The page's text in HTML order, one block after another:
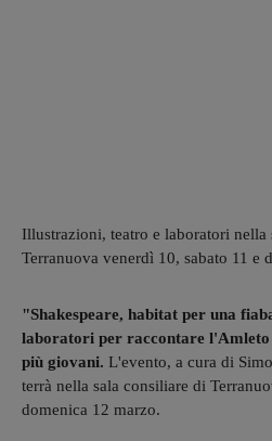
Illustrazioni, teatro e laboratori nella
Terranuova venerdì 10, sabato 11 e
"Shakespeare, habitat per una
laboratori per raccontare l'Amleto
più giovani. L'evento, a cura di
terrà nella sala consiliare di
domenica 12 marzo.